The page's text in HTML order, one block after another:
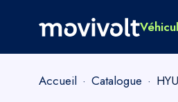
Accueil · Catalogue ·